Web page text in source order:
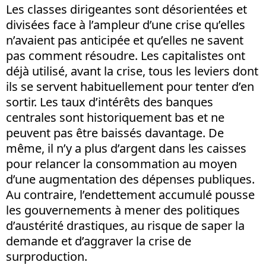
Les classes dirigeantes sont désorientées et
divisées face à l’ampleur d’une crise qu’elles
n’avaient pas anticipée et qu’elles ne savent
pas comment résoudre. Les capitalistes ont
déjà utilisé, avant la crise, tous les leviers dont
ils se servent habituellement pour tenter d’en
sortir. Les taux d’intérêts des banques
centrales sont historiquement bas et ne
peuvent pas être baissés davantage. De
même, il n’y a plus d’argent dans les caisses
pour relancer la consommation au moyen
d’une augmentation des dépenses publiques.
Au contraire, l’endettement accumulé pousse
les gouvernements à mener des politiques
d’austérité drastiques, au risque de saper la
demande et d’aggraver la crise de
surproduction.